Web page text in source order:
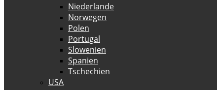
Niederlande
Norwegen
Polen
Portugal
Slowenien
Spanien
Tschechien
USA